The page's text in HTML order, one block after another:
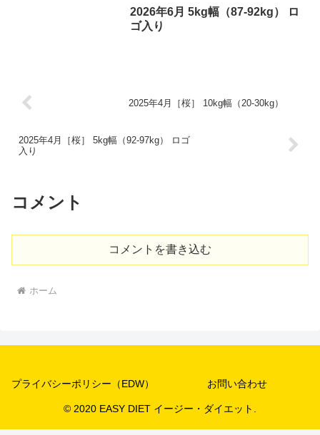
2026年6月 5kg幅（87-92kg） ロ
ゴ入り
2025年4月［桜］ 10kg幅（20-30kg）
2025年4月［桜］ 5kg幅（92-97kg） ロゴ
入り
コメント
コメントを書き込む
ホーム
プライバシーポリシー（EDW） お問い合わせ
© 2020 EASY DIET イージー・ダイエット.